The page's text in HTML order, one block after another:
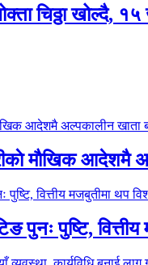
चिठ्ठा खोल्दै,
माैखिक आदेशमै
पुनः पुष्टि,